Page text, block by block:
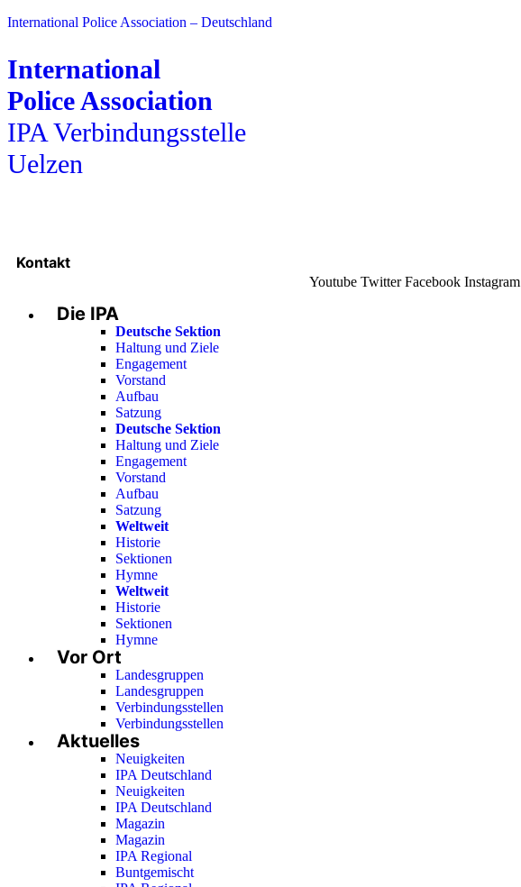
International Police Association – Deutschland
International
Police Association
IPA Verbindungsstelle
Uelzen
Kontakt
Youtube Twitter Facebook Instagram
Die IPA
Deutsche Sektion
Haltung und Ziele
Engagement
Vorstand
Aufbau
Satzung
Deutsche Sektion
Haltung und Ziele
Engagement
Vorstand
Aufbau
Satzung
Weltweit
Historie
Sektionen
Hymne
Weltweit
Historie
Sektionen
Hymne
Vor Ort
Landesgruppen
Landesgruppen
Verbindungsstellen
Verbindungsstellen
Aktuelles
Neuigkeiten
IPA Deutschland
Neuigkeiten
IPA Deutschland
Magazin
Magazin
IPA Regional
Buntgemischt